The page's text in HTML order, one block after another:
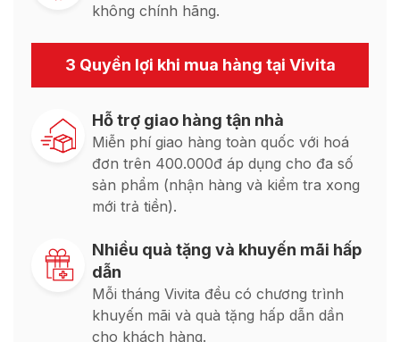
không chính hãng.
3 Quyền lợi khi mua hàng tại Vivita
Hỗ trợ giao hàng tận nhà
Miễn phí giao hàng toàn quốc với hoá
đơn trên 400.000đ áp dụng cho đa số
sản phẩm (nhận hàng và kiểm tra xong
mới trả tiền).
Nhiều quà tặng và khuyến mãi hấp
dẫn
Mỗi tháng Vivita đều có chương trình
khuyến mãi và quà tặng hấp dẫn dần
cho khách hàng.